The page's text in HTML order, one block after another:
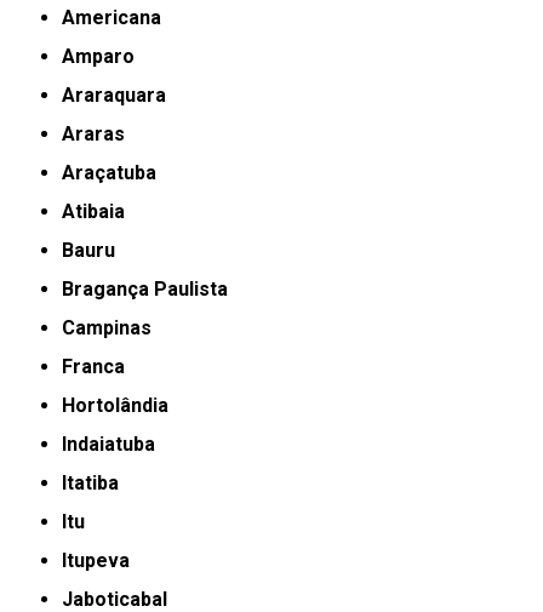
Americana
Amparo
Araraquara
Araras
Araçatuba
Atibaia
Bauru
Bragança Paulista
Campinas
Franca
Hortolândia
Indaiatuba
Itatiba
Itu
Itupeva
Jaboticabal